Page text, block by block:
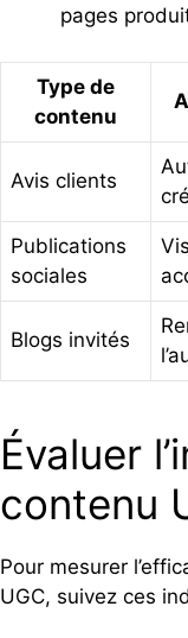
pages
Type de
contenu
Avis clients
Publications
sociales
Blogs invités
Évaluer
contenu
Pour mesurer
UGC, suivez ces